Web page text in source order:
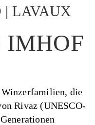
| LAVAUX
IMHOF
die
Rivaz (UNESCO-